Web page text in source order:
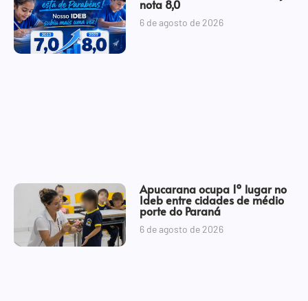
nota 8,0
6 de agosto de 2026
Apucarana ocupa 1º lugar no
Ideb entre cidades de médio
porte do Paraná
6 de agosto de 2026